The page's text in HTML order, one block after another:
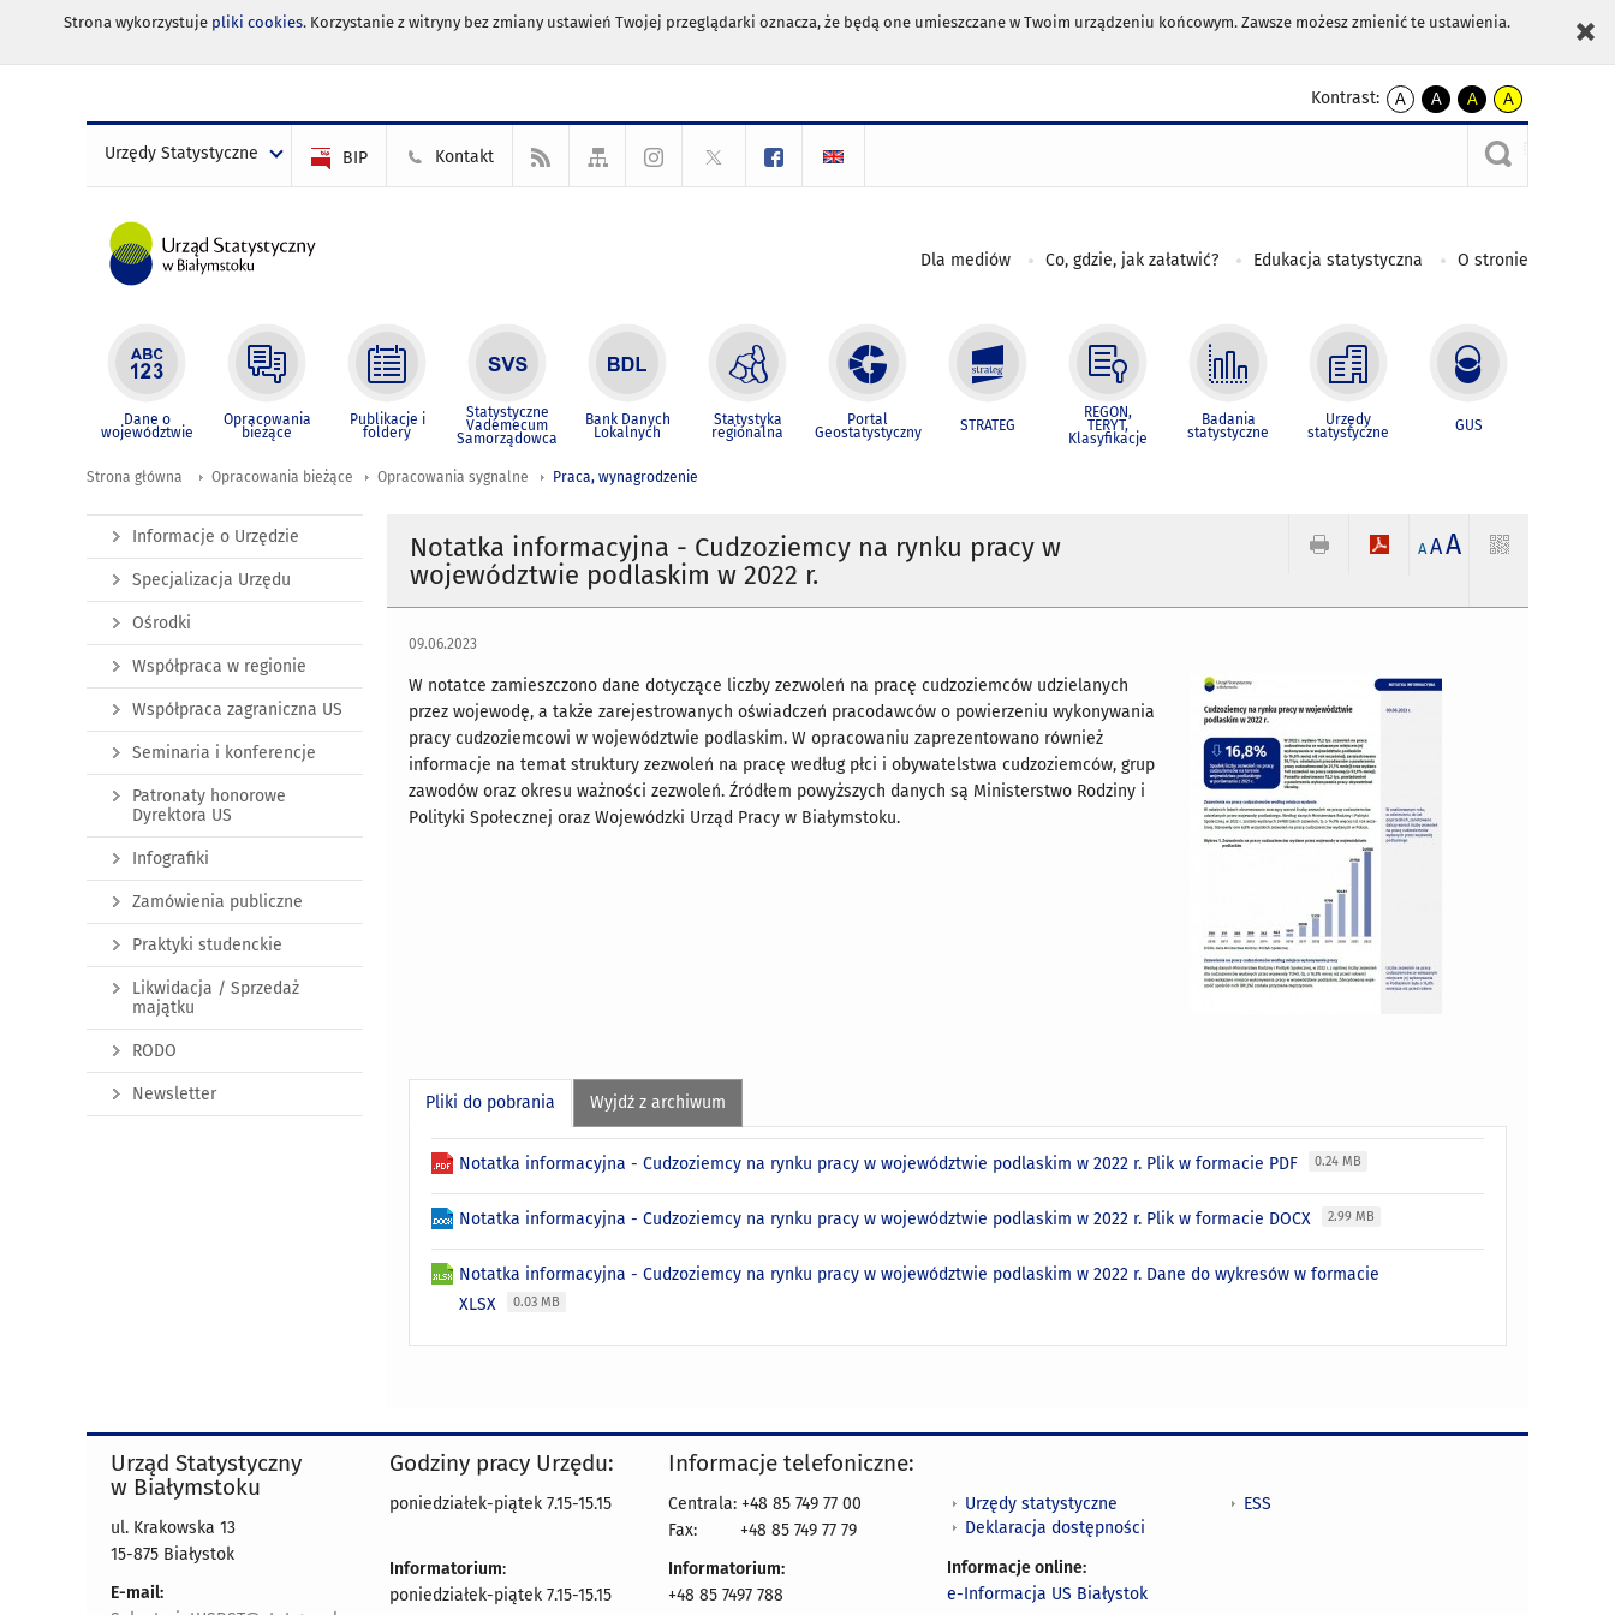
Strona wykorzystuje pliki cookies. Korzystanie z witryny bez zmiany ustawień Twojej przeglądarki oznacza, że będą one umieszczane w Twoim urządzeniu końcowym. Zawsze możesz zmienić te ustawienia.
Kontrast:
A
kontrast
A
kontrast
czarnym
A
kontrast
żółty
tekst
czarnym
A
kontrast
czarny
tekst
żółtym
Urzędy Statystyczne BIP Kontakt
Dla mediów Co, gdzie, jak załatwić? Edukacja statystyczna O stronie
Dane o
województwie
Opracowania
bieżące
Publikacje i
foldery
Statystyczne
Vademecum
Samorządowca
Bank Danych
Lokalnych
Statystyka
regionalna
Portal
Geostatystyczny STRATEG
REGON,
TERYT,
Klasyfikacje
Badania
statystyczne
Urzędy
statystyczne GUS
Strona główna Opracowania bieżące Opracowania sygnalne Praca, wynagrodzenie
Notatka informacyjna - Cudzoziemcy na rynku pracy w
województwie podlaskim w 2022 r.
A AA
09.06.2023
W notatce zamieszczono dane dotyczące liczby zezwoleń na pracę cudzoziemców udzielanych
przez wojewodę, a także zarejestrowanych oświadczeń pracodawców o powierzeniu wykonywania
pracy cudzoziemcowi w województwie podlaskim. W opracowaniu zaprezentowano również
informacje na temat struktury zezwoleń na pracę według płci i obywatelstwa cudzoziemców, grup
zawodów oraz okresu ważności zezwoleń. Źródłem powyższych danych są Ministerstwo Rodziny i
Polityki Społecznej oraz Wojewódzki Urząd Pracy w Białymstoku.
Pliki do pobrania Wyjdź z archiwum
Notatka informacyjna - Cudzoziemcy na rynku pracy w województwie podlaskim w 2022 r. Plik w formacie PDF 0.24 MB
Notatka informacyjna - Cudzoziemcy na rynku pracy w województwie podlaskim w 2022 r. Plik w formacie DOCX 2.99 MB
Notatka informacyjna - Cudzoziemcy na rynku pracy w województwie podlaskim w 2022 r. Dane do wykresów w formacie
XLSX
0.03 MB
Informacje o Urzędzie
Specjalizacja Urzędu
Ośrodki
Współpraca w regionie
Współpraca zagraniczna US
Seminaria i konferencje
Patronaty honorowe
Dyrektora US
Infografiki
Zamówienia publiczne
Praktyki studenckie
Likwidacja / Sprzedaż
majątku
RODO
Newsletter
Urząd Statystyczny
w Białymstoku
ul. Krakowska 13
15-875 Białystok
E-mail:
Godziny pracy Urzędu:
poniedziałek-piątek 7.15-15.15
Informatorium:
poniedziałek-piątek 7.15-15.15
Informacje telefoniczne:
Centrala: +48 85 749 77 00
Fax:
+48 85 749 77 79
Informatorium:
+48 85 7497 788
Urzędy statystyczne
Deklaracja dostępności
Informacje online:
e-Informacja US Białystok
ESS